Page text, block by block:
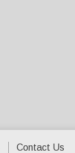
Contact Us